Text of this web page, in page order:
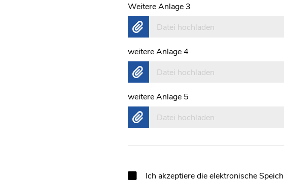
Weitere Anlage 3
Datei hochladen
weitere Anlage 4
Datei hochladen
weitere Anlage 5
Datei hochladen
Ich akzeptiere die elektronische